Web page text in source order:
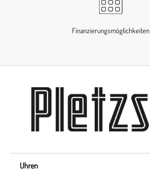
Finanzierungsmöglichkeiten
Uhren